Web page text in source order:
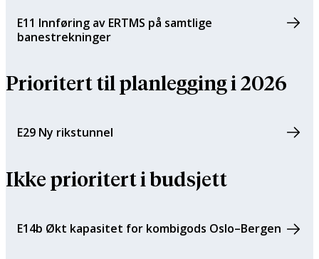
E11 Innføring av ERTMS på samtlige
banestrekninger
Prioritert til planlegging i 2026
E29 Ny rikstunnel
Ikke prioritert i budsjett
E14b Økt kapasitet for kombigods Oslo–Bergen